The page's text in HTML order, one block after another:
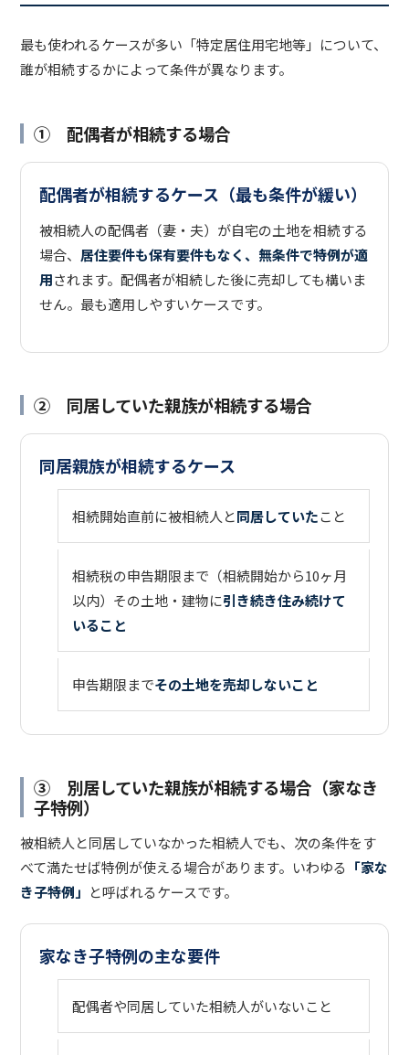
最も使われるケースが多い「特定居住用宅地等」について、
誰が相続するかによって条件が異なります。
① 配偶者が相続する場合
配偶者が相続するケース（最も条件が緩い）
被相続人の配偶者（妻・夫）が自宅の土地を相続する
場合、 居住要件も保有要件もなく、無条件で特例が適
用されます。配偶者が相続した後に売却しても構いま
せん。最も適用しやすいケースです。
② 同居していた親族が相続する場合
同居親族が相続するケース
相続開始直前に被相続人と同居していたこと
相続税の申告期限まで（相続開始から10ヶ月
以内）その土地・建物に引き続き住み続けて
いること
申告期限までその土地を売却しないこと
③ 別居していた親族が相続する場合（家なき
子特例）
被相続人と同居していなかった相続人でも、次の条件をす
べて満たせば特例が使える場合があります。いわゆる 「家な
き子特例」 と呼ばれるケースです。
家なき子特例の主な要件
配偶者や同居していた相続人がいないこと